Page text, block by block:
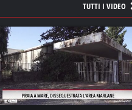
TUTTI I VIDEO